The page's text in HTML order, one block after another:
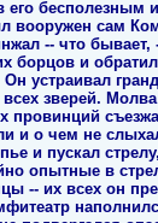
бесполезным
вооружен сам
-- что бывает,
борцов и
устраивал
зверей.
провинций
и о чем не
и пускал
опытные в
-- их всех он